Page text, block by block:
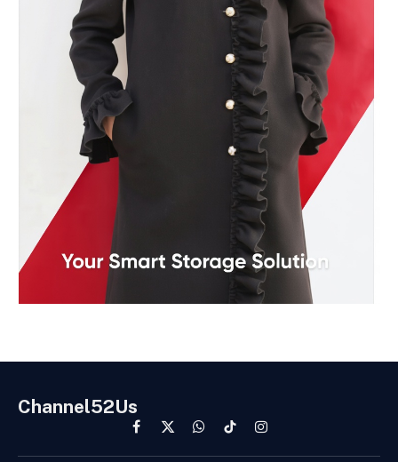
Channel52Us
Facebook
X
(Twitter)
WhatsApp
TikTokInstagram